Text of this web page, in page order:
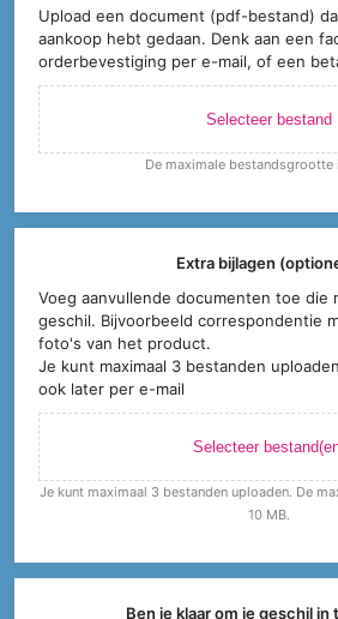
Upload een document (pdf-bestand)
aankoop hebt gedaan. Denk aan een
orderbevestiging per e-mail, of een
Selecteer bestand
De maximale bestandsgrootte
Extra bijlagen
Voeg aanvullende documenten toe die
geschil. Bijvoorbeeld correspondentie
foto's van het product.
Je kunt maximaal 3 bestanden
ook later per e-mail
Selecteer
Je kunt maximaal 3 bestanden uploaden. De
10 MB.
Ben je klaar om je geschil in